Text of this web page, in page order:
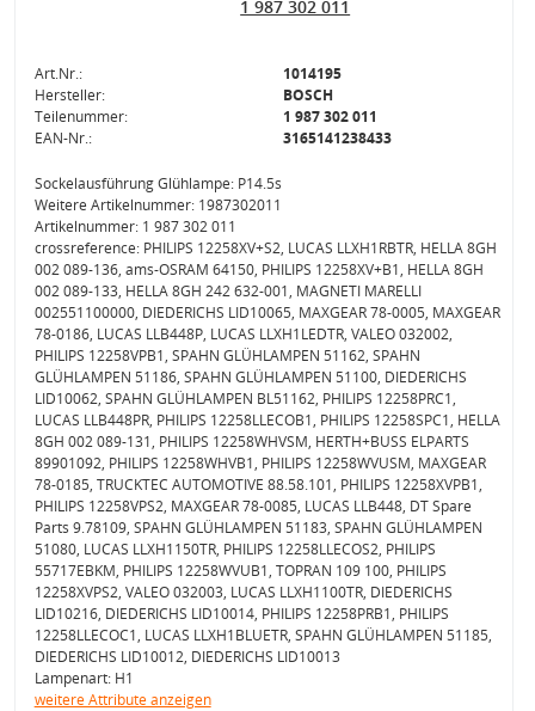
1 987 302 011
Art.Nr.:
1014195
Hersteller:
BOSCH
Teilenummer:
1 987 302 011
EAN-Nr.:
3165141238433
Sockelausführung Glühlampe: P14.5s
Weitere Artikelnummer: 1987302011
Artikelnummer: 1 987 302 011
crossreference: PHILIPS 12258XV+S2, LUCAS LLXH1RBTR, HELLA 8GH
002 089-136, ams-OSRAM 64150, PHILIPS 12258XV+B1, HELLA 8GH
002 089-133, HELLA 8GH 242 632-001, MAGNETI MARELLI
002551100000, DIEDERICHS LID10065, MAXGEAR 78-0005, MAXGEAR
78-0186, LUCAS LLB448P, LUCAS LLXH1LEDTR, VALEO 032002,
PHILIPS 12258VPB1, SPAHN GLÜHLAMPEN 51162, SPAHN
GLÜHLAMPEN 51186, SPAHN GLÜHLAMPEN 51100, DIEDERICHS
LID10062, SPAHN GLÜHLAMPEN BL51162, PHILIPS 12258PRC1,
LUCAS LLB448PR, PHILIPS 12258LLECOB1, PHILIPS 12258SPC1, HELLA
8GH 002 089-131, PHILIPS 12258WHVSM, HERTH+BUSS ELPARTS
89901092, PHILIPS 12258WHVB1, PHILIPS 12258WVUSM, MAXGEAR
78-0185, TRUCKTEC AUTOMOTIVE 88.58.101, PHILIPS 12258XVPB1,
PHILIPS 12258VPS2, MAXGEAR 78-0085, LUCAS LLB448, DT Spare
Parts 9.78109, SPAHN GLÜHLAMPEN 51183, SPAHN GLÜHLAMPEN
51080, LUCAS LLXH1150TR, PHILIPS 12258LLECOS2, PHILIPS
55717EBKM, PHILIPS 12258WVUB1, TOPRAN 109 100, PHILIPS
12258XVPS2, VALEO 032003, LUCAS LLXH1100TR, DIEDERICHS
LID10216, DIEDERICHS LID10014, PHILIPS 12258PRB1, PHILIPS
12258LLECOC1, LUCAS LLXH1BLUETR, SPAHN GLÜHLAMPEN 51185,
DIEDERICHS LID10012, DIEDERICHS LID10013
Lampenart: H1
weitere Attribute anzeigen